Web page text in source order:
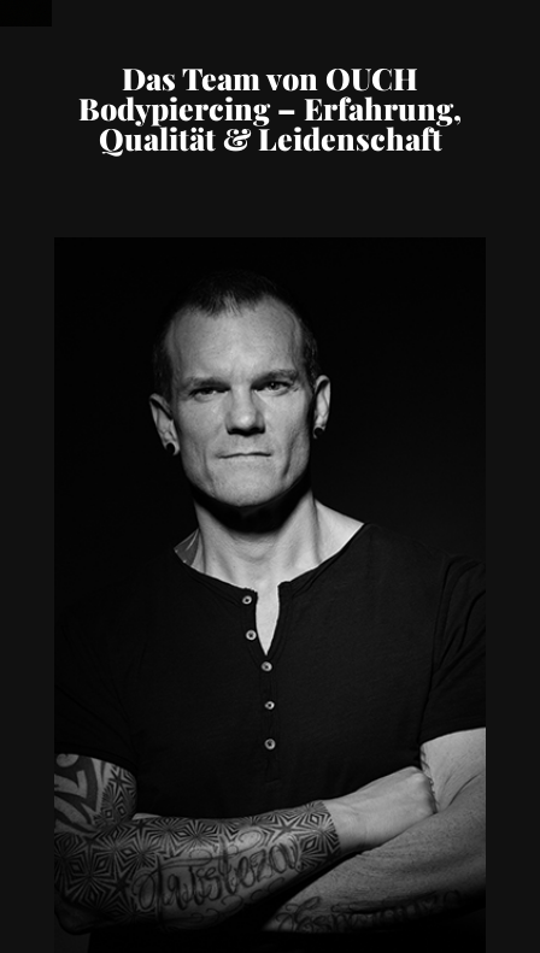
Das Team von OUCH
Bodypiercing – Erfahrung,
Qualität & Leidenschaft